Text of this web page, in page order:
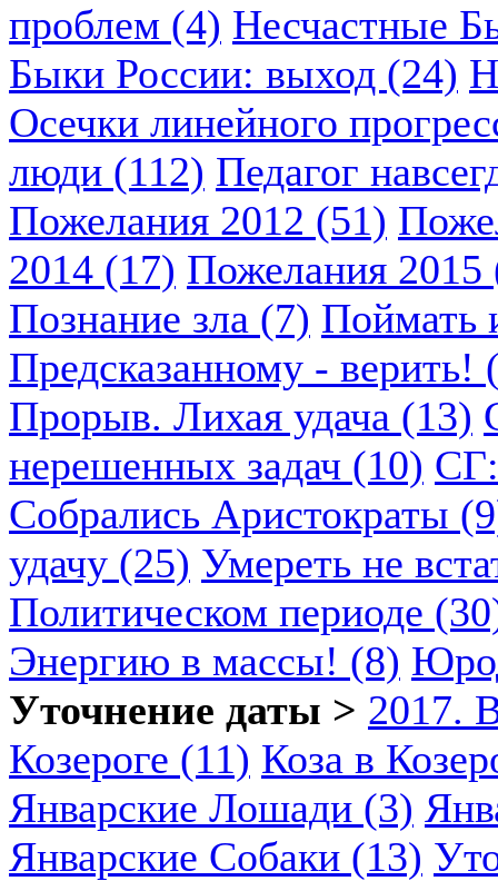
проблем (4) Несчастные
Быки России: выход (24)
Осечки линейного
люди (112) Педагог
Пожелания 2012 (51)
2014 (17) Пожелания 2015
Познание зла (7) Поймать
Предсказанному - верить!
Прорыв. Лихая удача (13)
нерешенных задач (10)
Собрались Аристократы
удачу (25) Умереть не
Политическом периоде
Энергию в массы! (8)
Уточнение даты > 2017.
Козероге (11) Коза в
Январские Лошади (3)
Январские Собаки (13)